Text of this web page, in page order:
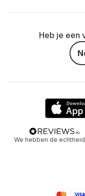
Heb je een
We hebben de